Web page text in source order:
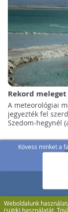
Kövess minket a
Weboldalunk
(sütik) használatát.
Rekord
A meteorológiai
jegyezték fel
Szedom-hegynél